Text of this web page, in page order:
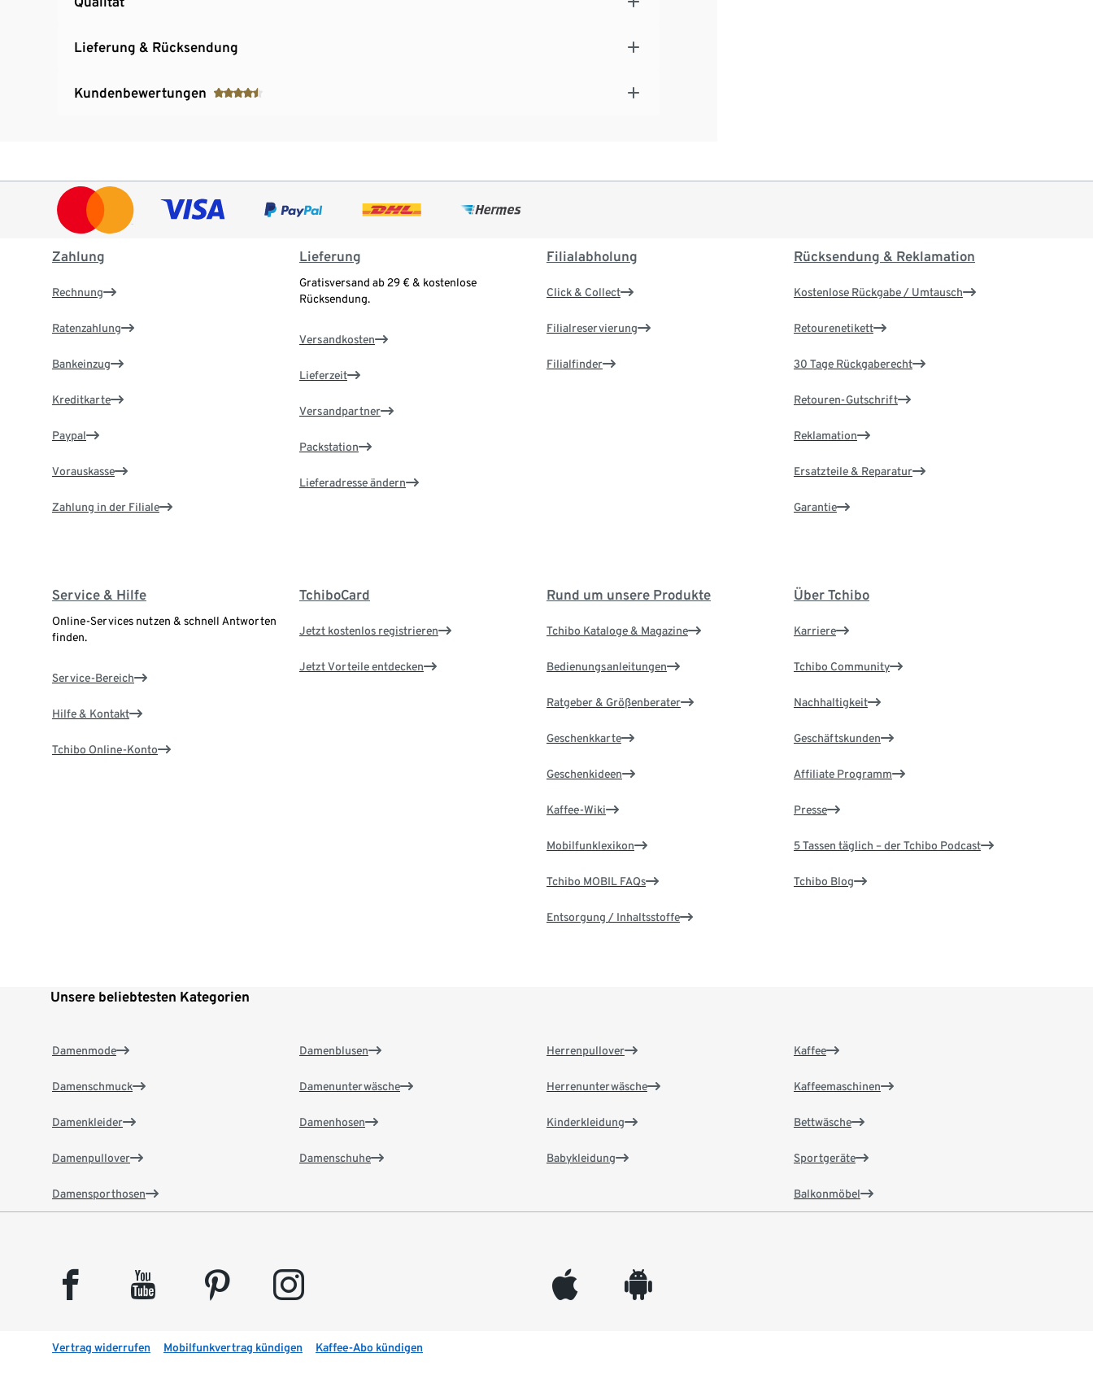
Lieferung & Rücksendung
Kundenbewertungen
Zahlung
Rechnung
Ratenzahlung
Bankeinzug
Kreditkarte
Paypal
Vorauskasse
Zahlung in der Filiale
Lieferung
Gratisversand ab 29 € & kostenlose
Rücksendung.
Versandkosten
Lieferzeit
Versandpartner
Packstation
Lieferadresse ändern
Filialabholung
Click & Collect
Filialreservierung
Filialfinder
Rücksendung & Reklamation
Kostenlose Rückgabe / Umtausch
Retourenetikett
30 Tage Rückgaberecht
Retouren-Gutschrift
Reklamation
Ersatzteile & Reparatur
Garantie
Service & Hilfe
Online-Services nutzen & schnell Antworten
finden.
Service-Bereich
Hilfe & Kontakt
Tchibo Online-Konto
TchiboCard
Jetzt kostenlos registrieren
Jetzt Vorteile entdecken
Rund um unsere Produkte
Tchibo Kataloge & Magazine
Bedienungsanleitungen
Ratgeber & Größenberater
Geschenkkarte
Geschenkideen
Kaffee-Wiki
Mobilfunklexikon
Tchibo MOBIL FAQs
Entsorgung / Inhaltsstoffe
Über Tchibo
Karriere
Tchibo Community
Nachhaltigkeit
Geschäftskunden
Affiliate Programm
Presse
5 Tassen täglich – der Tchibo Podcast
Tchibo Blog
Unsere beliebtesten Kategorien
Damenmode
Damenschmuck
Damenkleider
Damenpullover
Damensporthosen
Damenblusen
Damenunterwäsche
Damenhosen
Damenschuhe
Herrenpullover
Herrenunterwäsche
Kinderkleidung
Babykleidung
Kaffee
Kaffeemaschinen
Bettwäsche
Sportgeräte
Balkonmöbel
facebook youtube pinterest instagram appleinc android
Vertrag widerrufen Mobilfunkvertrag kündigen Kaffee-Abo kündigen